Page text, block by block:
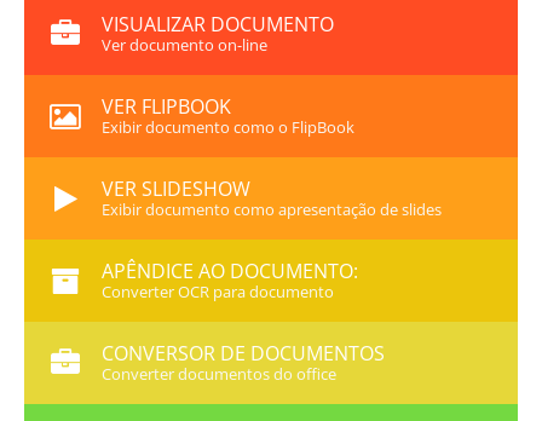
VISUALIZAR DOCUMENTO
Ver documento on-line
VER FLIPBOOK
Exibir documento como o FlipBook
VER SLIDESHOW
Exibir documento como apresentação de slides
APÊNDICE AO DOCUMENTO:
Converter OCR para documento
CONVERSOR DE DOCUMENTOS
Converter documentos do office